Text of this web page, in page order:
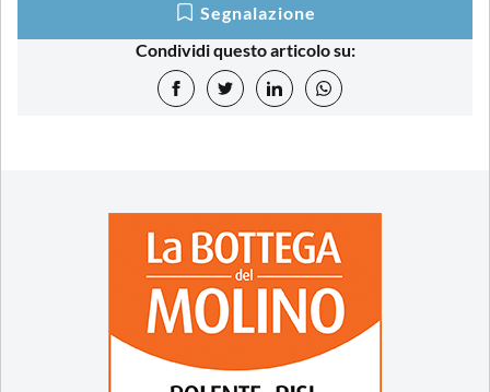
Segnalazione
Condividi questo articolo su: